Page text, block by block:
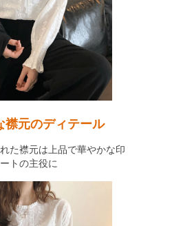
襟元のディテール
た襟元は上品で華やかな印
トの主役に